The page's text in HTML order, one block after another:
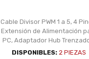
Cable Divisor PWM 1 a 5, 4
Extensión de Alimentación
PC, Adaptador Hub
PWM-4P5FHUB
DISPONIBLES: 2 PIEZAS